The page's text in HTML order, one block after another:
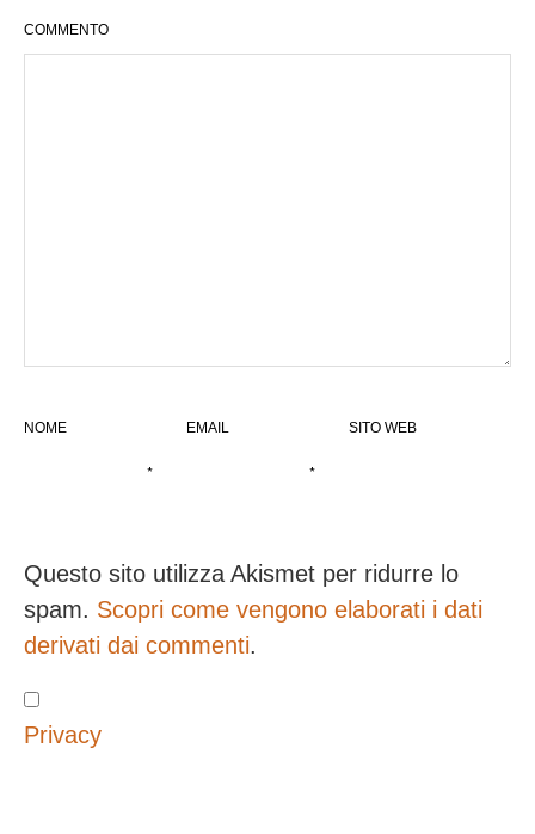
COMMENTO
NOME
*
EMAIL
*
SITO WEB
Questo sito utilizza Akismet per ridurre lo
spam. Scopri come vengono elaborati i dati
derivati dai commenti.
Privacy